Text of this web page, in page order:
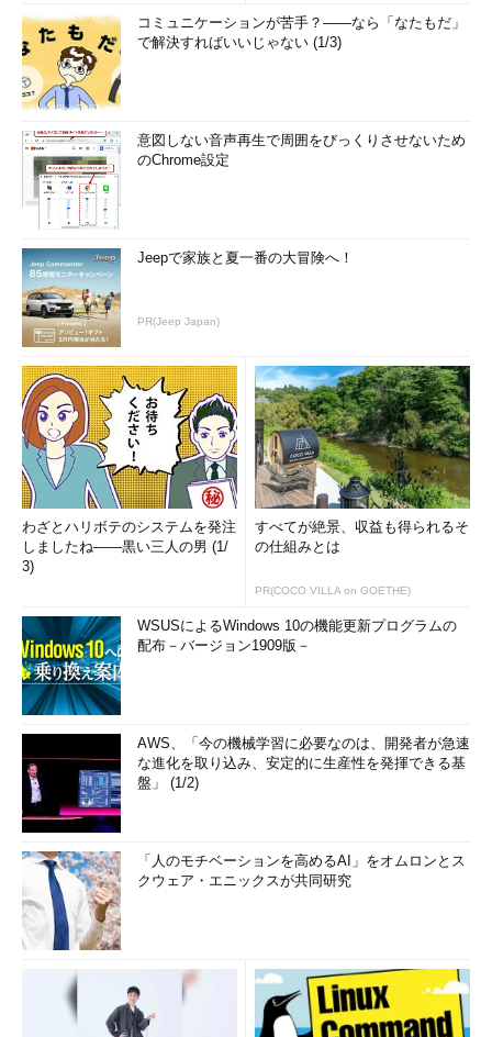
コミュニケーションが苦手？――なら「なたもだ」
で解決すればいいじゃない (1/3)
意図しない音声再生で周囲をびっくりさせないため
のChrome設定
Jeepで家族と夏一番の大冒険へ！
PR(Jeep Japan)
わざとハリボテのシステムを発注
しましたね――黒い三人の男 (1/
3)
すべてが絶景、収益も得られるそ
の仕組みとは
PR(COCO VILLA on GOETHE)
WSUSによるWindows 10の機能更新プログラムの
配布－バージョン1909版－
AWS、「今の機械学習に必要なのは、開発者が急速
な進化を取り込み、安定的に生産性を発揮できる基
盤」 (1/2)
「人のモチベーションを高めるAI」をオムロンとス
クウェア・エニックスが共同研究